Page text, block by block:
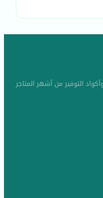
التوفير من أشهر المتاجر